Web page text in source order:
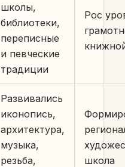
школы,
библиотеки,
переписные
и певческие
традиции
Рос
Развивались
иконопись,
архитектура,
музыка,
резьба,
школа